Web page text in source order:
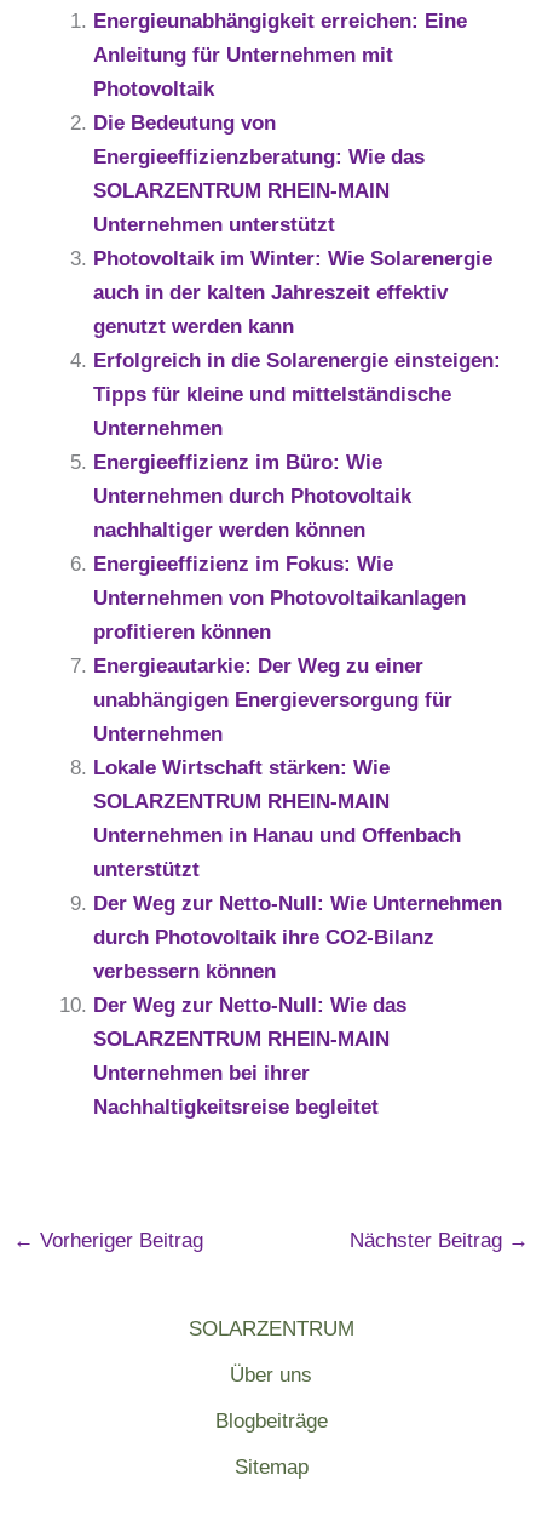
Energieunabhängigkeit erreichen: Eine
Anleitung für Unternehmen mit
Photovoltaik
Die Bedeutung von
Energieeffizienzberatung: Wie das
SOLARZENTRUM RHEIN-MAIN
Unternehmen unterstützt
Photovoltaik im Winter: Wie Solarenergie
auch in der kalten Jahreszeit effektiv
genutzt werden kann
Erfolgreich in die Solarenergie einsteigen:
Tipps für kleine und mittelständische
Unternehmen
Energieeffizienz im Büro: Wie
Unternehmen durch Photovoltaik
nachhaltiger werden können
Energieeffizienz im Fokus: Wie
Unternehmen von Photovoltaikanlagen
profitieren können
Energieautarkie: Der Weg zu einer
unabhängigen Energieversorgung für
Unternehmen
Lokale Wirtschaft stärken: Wie
SOLARZENTRUM RHEIN-MAIN
Unternehmen in Hanau und Offenbach
unterstützt
Der Weg zur Netto-Null: Wie Unternehmen
durch Photovoltaik ihre CO2-Bilanz
verbessern können
Der Weg zur Netto-Null: Wie das
SOLARZENTRUM RHEIN-MAIN
Unternehmen bei ihrer
Nachhaltigkeitsreise begleitet
← Vorheriger Beitrag Nächster Beitrag →
SOLARZENTRUM
Über uns
Blogbeiträge
Sitemap